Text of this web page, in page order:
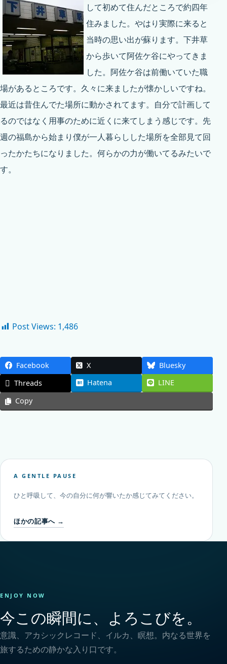
して初めて住んだところで約四年
住みました。やはり実際に来ると
当時の思い出が蘇ります。下井草
から歩いて阿佐ケ谷にやってきま
した。阿佐ケ谷は前働いていた職
場があるところです。久々に来ましたが懐かしいですね。
最近は昔住んでた場所に動かされてます。自分で計画して
るのではなく用事のために近くに来てしまう感じです。先
週の福島から始まり僕が一人暮らしした場所を全部見て回
ったかたちになりました。何らかの力が働いてるみたいで
す。
Post Views: 1,486
Facebook X
Bluesky
Threads
Hatena
LINE
Copy
A GENTLE PAUSE
ひと呼吸して、今の自分に何が響いたか感じてみてください。
ほかの記事へ →
ENJOY NOW
今この瞬間に、よろこびを。
意識、アカシックレコード、イルカ、瞑想。内なる世界を
旅するための静かな入り口です。